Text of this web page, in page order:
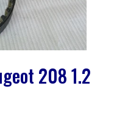
208 1.2